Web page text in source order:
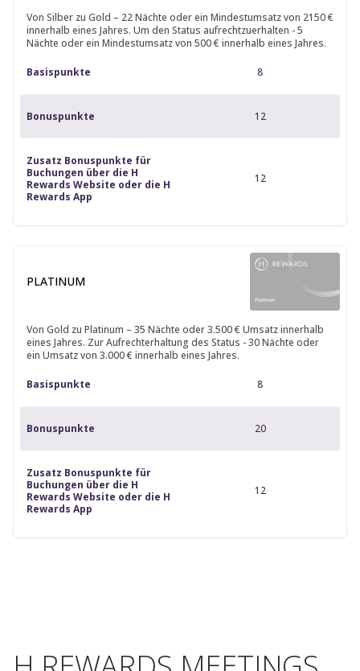
Von Silber zu Gold – 22 Nächte oder ein Mindestumsatz von 2150 €
innerhalb eines Jahres. Um den Status aufrechtzuerhalten - 5
Nächte oder ein Mindestumsatz von 500 € innerhalb eines Jahres.
Basispunkte 8
Bonuspunkte 12
Zusatz Bonuspunkte für
Buchungen über die H
Rewards Website oder die H
Rewards App
12
PLATINUM
Von Gold zu Platinum – 35 Nächte oder 3.500 € Umsatz innerhalb
eines Jahres. Zur Aufrechterhaltung des Status - 30 Nächte oder
ein Umsatz von 3.000 € innerhalb eines Jahres.
Basispunkte 8
Bonuspunkte 20
Zusatz Bonuspunkte für
Buchungen über die H
Rewards Website oder die H
Rewards App
12